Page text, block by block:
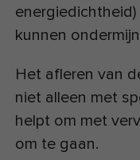
kunnen
Het afleren van
niet alleen met
helpt om met
om te gaan.